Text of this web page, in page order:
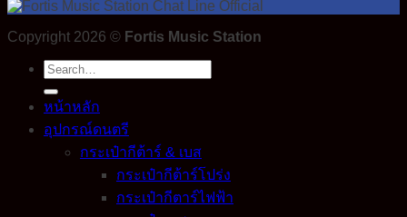
Copyright 2026 © Fortis Music Station
Search
for:
หน้าหลัก
อุปกรณ์ดนตรี
กระเป๋ากีต้าร์ & เบส
กระเป๋ากีต้าร์โปร่ง
กระเป๋ากีตาร์ไฟฟ้า